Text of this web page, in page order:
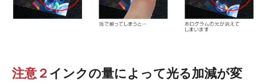
注意２ インクの量によって光る加減が変